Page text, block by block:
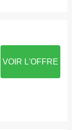
VOIR L'OFFRE